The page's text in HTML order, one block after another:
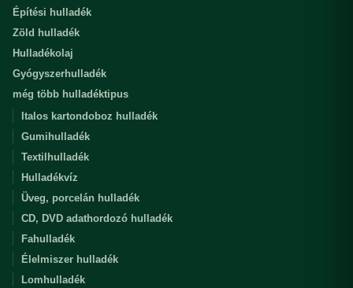
Építési hulladék
Zöld hulladék
Hulladékolaj
Gyógyszerhulladék
még több hulladéktipus
Italos kartondoboz hulladék
Gumihulladék
Textilhulladék
Hulladékvíz
Üveg, porcelán hulladék
CD, DVD adathordozó hulladék
Fahulladék
Élelmiszer hulladék
Lomhulladék